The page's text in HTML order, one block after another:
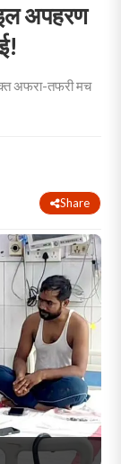
अपहरण
अफरा-तफरी मच
Share